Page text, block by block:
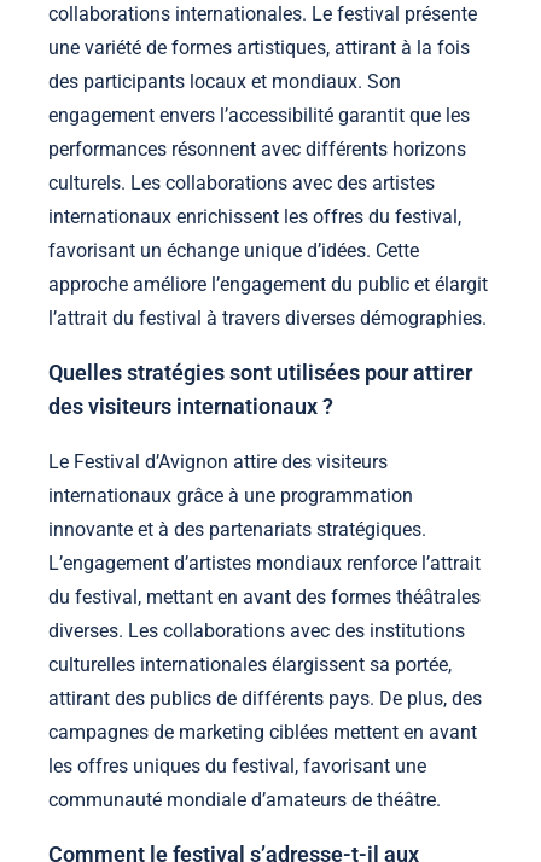
collaborations internationales. Le festival présente
une variété de formes artistiques, attirant à la fois
des participants locaux et mondiaux. Son
engagement envers l’accessibilité garantit que les
performances résonnent avec différents horizons
culturels. Les collaborations avec des artistes
internationaux enrichissent les offres du festival,
favorisant un échange unique d’idées. Cette
approche améliore l’engagement du public et élargit
l’attrait du festival à travers diverses démographies.
Quelles stratégies sont utilisées pour attirer
des visiteurs internationaux ?
Le Festival d’Avignon attire des visiteurs
internationaux grâce à une programmation
innovante et à des partenariats stratégiques.
L’engagement d’artistes mondiaux renforce l’attrait
du festival, mettant en avant des formes théâtrales
diverses. Les collaborations avec des institutions
culturelles internationales élargissent sa portée,
attirant des publics de différents pays. De plus, des
campagnes de marketing ciblées mettent en avant
les offres uniques du festival, favorisant une
communauté mondiale d’amateurs de théâtre.
Comment le festival s’adresse-t-il aux